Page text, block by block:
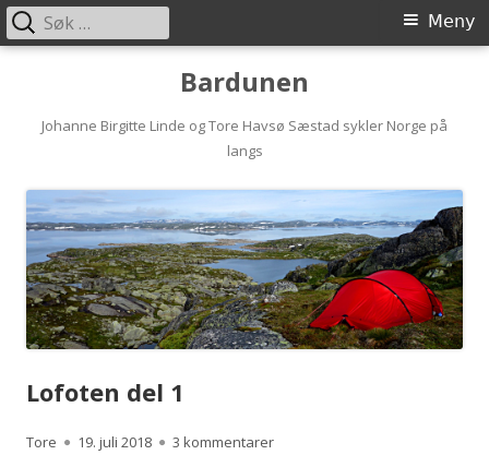
innhold
Bardunen
Johanne Birgitte Linde og Tore Havsø Sæstad sykler Norge på
langs
Primærmeny Meny
Søk
etter:
Lofoten del 1
Forfatter
Tore Publisert
19. juli 2018 3 kommentarertil Lofoten del 1